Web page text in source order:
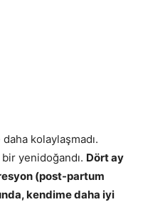
kolaylaşmadı.
yenidoğandı. Dört ay
(post-partum
kendime daha iyi